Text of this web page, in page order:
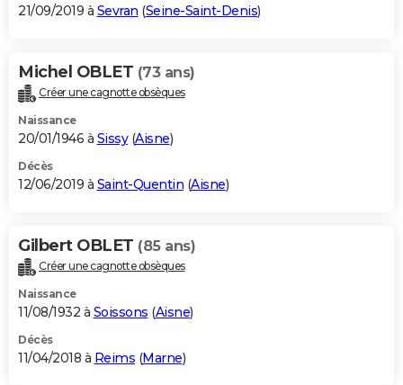
21/09/2019 à Sevran (Seine-Saint-Denis)
Michel OBLET (73 ans)
Créer une cagnotte obsèques
Naissance
20/01/1946 à Sissy(Aisne)
Décès
12/06/2019 à Saint-Quentin (Aisne)
Gilbert OBLET (85 ans)
Créer une cagnotte obsèques
Naissance
11/08/1932 à Soissons (Aisne)
Décès
11/04/2018 à Reims (Marne)